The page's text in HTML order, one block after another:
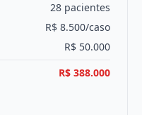
28 pacientes
R$ 8.500/caso
R$ 50.000
R$ 388.000